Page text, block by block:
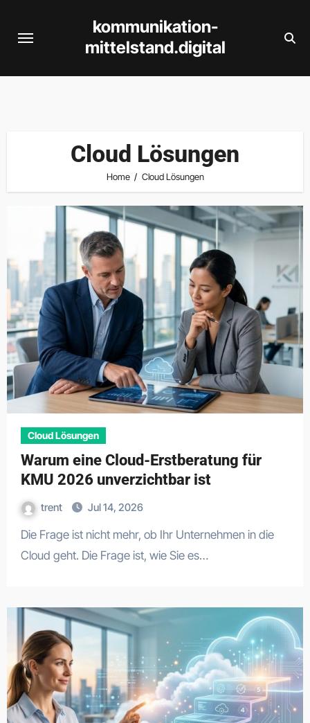
kommunikation-
mittelstand.digital
Cloud Lösungen
Home Cloud Lösungen
Cloud Lösungen
Warum eine Cloud-Erstberatung für
KMU 2026 unverzichtbar ist
trent Jul 14, 2026
Die Frage ist nicht mehr, ob Ihr Unternehmen in die
Cloud geht. Die Frage ist, wie Sie es…